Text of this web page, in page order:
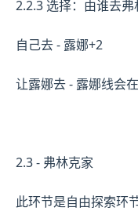
2.2.3 选择：由谁去弗
自己去 - 露娜+2
让露娜去 - 露娜线会
2.3 - 弗林克家
此环节是自由探索环